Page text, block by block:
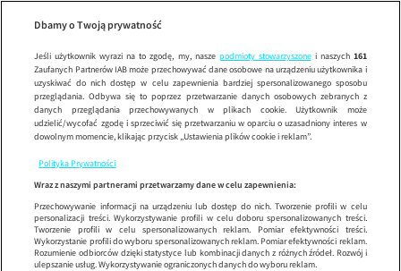
Wypróbuj aplikację mobilną
Korzystaj z łatwiejszej nawigacji i ciesz się szybszym
Dbamy o Twoją prywatność
Jeśli użytkownik wyrazi na to zgodę, my, nasze podmioty stowarzyszonei naszych 161
Zaufanych Partnerów IAB może przechowywać dane osobowe na urządzeniu użytkownika i
uzyskiwać do nich dostęp w celu zapewnienia bardziej spersonalizowanego sposobu
przeglądania. Odbywa się to poprzez przetwarzanie danych osobowych zebranych z
danych przeglądania przechowywanych w plikach cookie. Użytkownik może
udzielić/wycofać zgodę i sprzeciwić się przetwarzaniu w oparciu o uzasadniony interes w
dowolnym momencie, klikając przycisk „Ustawienia plików cookie i reklam”.
Polityka Prywatności
Wraz z naszymi partnerami przetwarzamy dane w celu zapewnienia:
Przechowywanie informacji na urządzeniu lub dostęp do nich. Tworzenie profili w celu
personalizacji treści. Wykorzystywanie profili w celu doboru spersonalizowanych treści.
Tworzenie profili w celu spersonalizowanych reklam. Pomiar efektywności treści.
Wykorzystanie profili do wyboru spersonalizowanych reklam. Pomiar efektywności reklam.
Rozumienie odbiorców dzięki statystyce lub kombinacji danych z różnych źródeł. Rozwój i
ulepszanie usług. Wykorzystywanie ograniczonych danych do wyboru reklam.